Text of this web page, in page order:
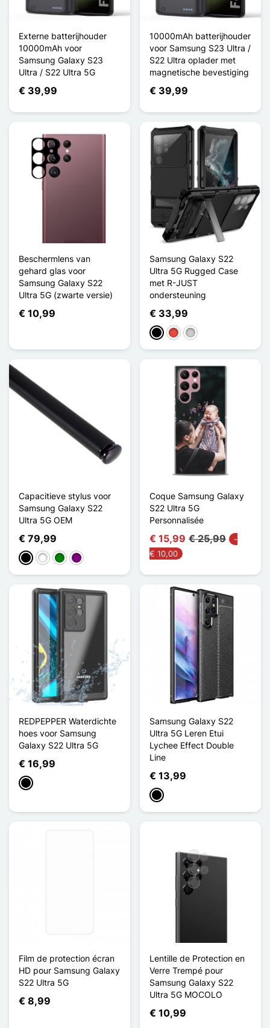
Externe batterijhouder
10000mAh voor
Samsung Galaxy S23
Ultra / S22 Ultra 5G
€ 39,99
10000mAh batterijhouder
voor Samsung S23 Ultra /
S22 Ultra oplader met
magnetische bevestiging
€ 39,99
Beschermlens van
gehard glas voor
Samsung Galaxy S22
Ultra 5G (zwarte versie)
€ 10,99
Samsung Galaxy S22
Ultra 5G Rugged Case
met R-JUST
ondersteuning
€ 33,99
ZwartRoodZilver
Capacitieve stylus voor
Samsung Galaxy S22
Ultra 5G OEM
€ 79,99
ZwartWit GroenPurper
Coque Samsung Galaxy
S22 Ultra 5G
Personnalisée
€ 15,99 € 25,99
-
€ 10,00
REDPEPPER Waterdichte
hoes voor Samsung
Galaxy S22 Ultra 5G
€ 16,99
Zwart
Samsung Galaxy S22
Ultra 5G Leren Etui
Lychee Effect Double
Line
€ 13,99
Zwart
Film de protection écran
HD pour Samsung Galaxy
S22 Ultra 5G
€ 8,99
Lentille de Protection en
Verre Trempé pour
Samsung Galaxy S22
Ultra 5G MOCOLO
€ 10,99